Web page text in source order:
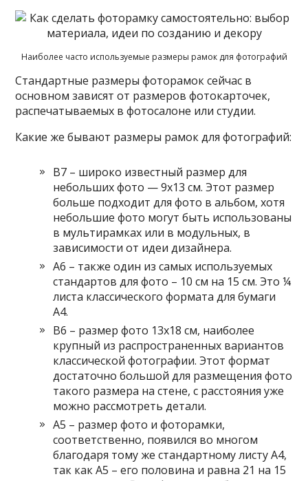
Наиболее часто используемые размеры рамок для фотографий
Стандартные размеры фоторамок сейчас в
основном зависят от размеров фотокарточек,
распечатываемых в фотосалоне или студии.
Какие же бывают размеры рамок для фотографий:
В7 – широко известный размер для
небольших фото — 9х13 см. Этот размер
больше подходит для фото в альбом, хотя
небольшие фото могут быть использованы
в мультирамках или в модульных, в
зависимости от идеи дизайнера.
А6 – также один из самых используемых
стандартов для фото – 10 см на 15 см. Это ¼
листа классического формата для бумаги
А4.
В6 – размер фото 13х18 см, наиболее
крупный из распространенных вариантов
классической фотографии. Этот формат
достаточно большой для размещения фото
такого размера на стене, с расстояния уже
можно рассмотреть детали.
А5 – размер фото и фоторамки,
соответственно, появился во многом
благодаря тому же стандартному листу А4,
так как А5 – его половина и равна 21 на 15